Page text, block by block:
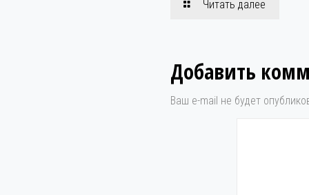
Читать далее
Добавить
Ваш e-mail не будет